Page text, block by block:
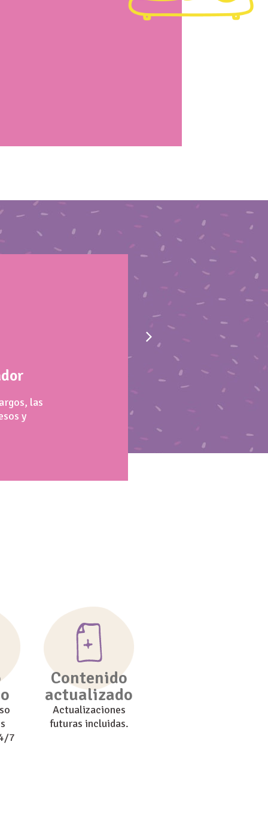
las
y
¿Cómo poner precios?
Cómo calcular tu sueldo, cáculo
cálculo de PVP y presupuestos.
7
Contenido
actualizado
Actualizaciones
futuras incluidas.